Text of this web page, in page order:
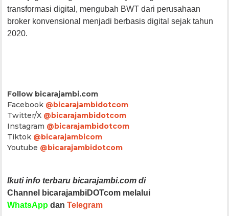
transformasi digital, mengubah BWT dari perusahaan
broker konvensional menjadi berbasis digital sejak tahun
2020.
Follow bicarajambi.com
Facebook @bicarajambidotcom
Twitter/X @bicarajambidotcom
Instagram @bicarajambidotcom
Tiktok @bicarajambicom
Youtube @bicarajambidotcom
Ikuti info terbaru bicarajambi.com di
Channel bicarajambiDOTcom melalui
WhatsApp danTelegram